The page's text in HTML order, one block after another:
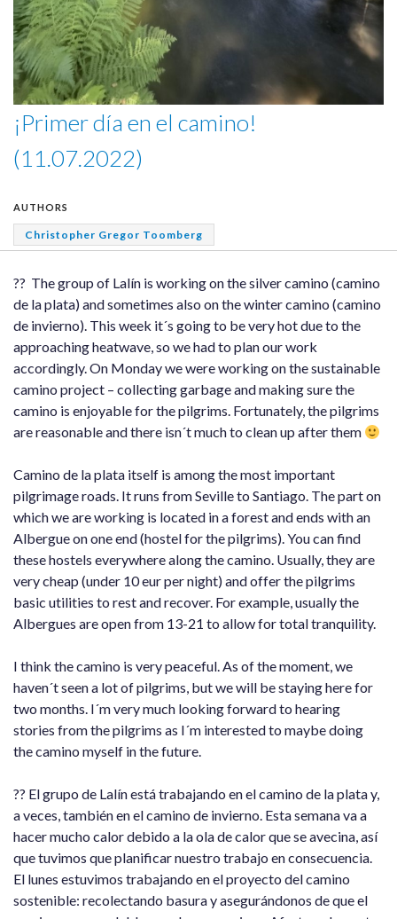
¡Primer día en el camino!
(11.07.2022)
AUTHORS
Christopher Gregor Toomberg
?? The group of Lalín is working on the silver camino (camino
de la plata) and sometimes also on the winter camino (camino
de invierno). This week it´s going to be very hot due to the
approaching heatwave, so we had to plan our work
accordingly. On Monday we were working on the sustainable
camino project – collecting garbage and making sure the
camino is enjoyable for the pilgrims. Fortunately, the pilgrims
are reasonable and there isn´t much to clean up after them
Camino de la plata itself is among the most important
pilgrimage roads. It runs from Seville to Santiago. The part on
which we are working is located in a forest and ends with an
Albergue on one end (hostel for the pilgrims). You can find
these hostels everywhere along the camino. Usually, they are
very cheap (under 10 eur per night) and offer the pilgrims
basic utilities to rest and recover. For example, usually the
Albergues are open from 13-21 to allow for total tranquility.
I think the camino is very peaceful. As of the moment, we
haven´t seen a lot of pilgrims, but we will be staying here for
two months. I´m very much looking forward to hearing
stories from the pilgrims as I´m interested to maybe doing
the camino myself in the future.
?? El grupo de Lalín está trabajando en el camino de la plata y,
a veces, también en el camino de invierno. Esta semana va a
hacer mucho calor debido a la ola de calor que se avecina, así
que tuvimos que planificar nuestro trabajo en consecuencia.
El lunes estuvimos trabajando en el proyecto del camino
sostenible: recolectando basura y asegurándonos de que el